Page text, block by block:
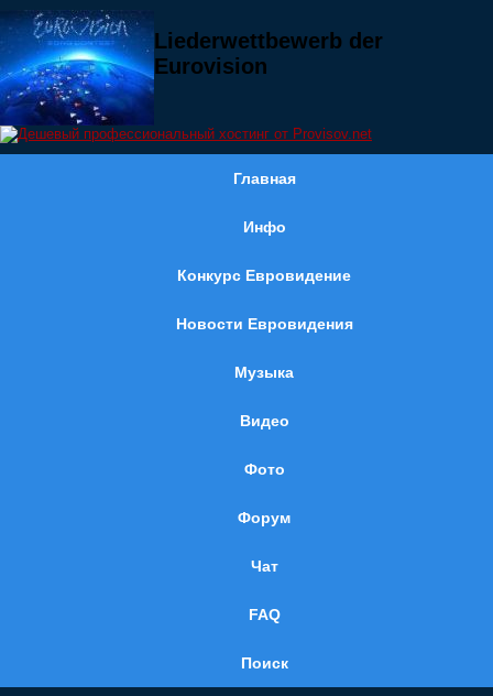
Liederwettbewerb der
Eurovision
Главная
Инфо
Конкурс Евровидение
Новости Евровидения
Музыка
Видео
Фото
Форум
Чат
FAQ
Поиск